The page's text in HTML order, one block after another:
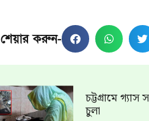
শেয়ার করুন-
চট্টগ্রামে
চুলা